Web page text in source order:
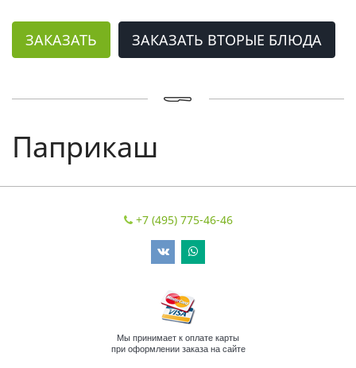
ЗАКАЗАТЬ ЗАКАЗАТЬ ВТОРЫЕ БЛЮДА
Паприкаш
+7 (495) 775-46-46
Мы принимает к оплате карты
при оформлении заказа на сайте